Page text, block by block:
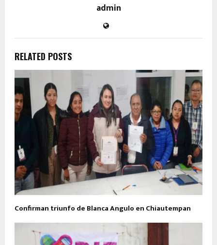
admin
RELATED POSTS
Confirman triunfo de Blanca Angulo en Chiautempan